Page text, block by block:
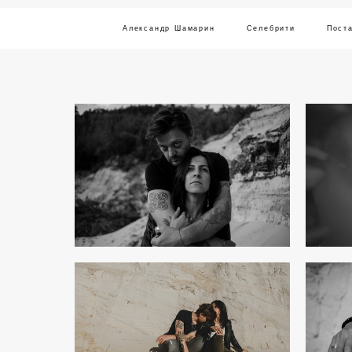
Александр Шамарин Селебрити
Александр Шамарин Селебрити